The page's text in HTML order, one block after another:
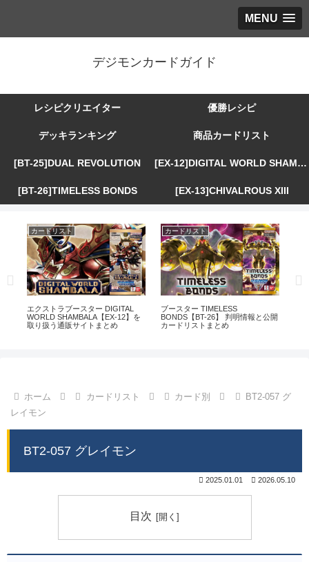
MENU
デジモンカードガイド
レシピクリエイター 優勝レシピ
デッキランキング 商品カードリスト
[BT-25]DUAL REVOLUTION [EX-12]DIGITAL WORLD SHAMBALA
[BT-26]TIMELESS BONDS [EX-13]CHIVALROUS XIII
カードリスト
エクストラブースター DIGITAL
WORLD SHAMBALA【EX-12】を
取り扱う通販サイトまとめ
カードリスト
ブースター TIMELESS
BONDS【BT-26】 判明情報と公開
カードリストまとめ
ホーム カードリスト カード別
BT2-057 グ
レイモン
BT2-057 グレイモン
2025.01.01 2026.05.10
目次